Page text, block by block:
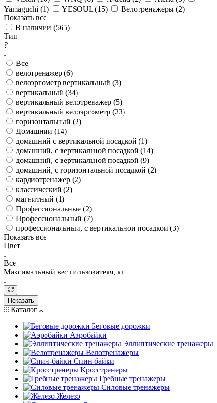
Yamaguchi (1) YESOUL (15) Велотренажеры (2)
Показать все
В наличии (565)
Тип
?
Все
велотренажер (6)
велоэргометр вертикальный (3)
вертикальный (34)
вертикальный велотренажер (5)
вертикальный велоэргометр (23)
горизонтальный (2)
Домашний (14)
домашний с вертикальной посадкой (1)
домашний, с вертикальной посадкой (14)
домашний, с вертикальной посадкой (9)
домашний, с горизонтальной посадкой (2)
кардиотренажер (2)
классический (2)
магнитный (1)
Профессиональные (2)
Профессиональный (7)
профессиональный, с вертикальной посадкой (3)
Показать все
Цвет
Все
Максимальный вес пользователя, кг
Показать
Каталог
Беговые дорожки
Аэробайки
Эллиптические тренажеры
Велотренажеры
Спин-байки
Кросстренеры
Гребные тренажеры
Силовые тренажеры
Железо